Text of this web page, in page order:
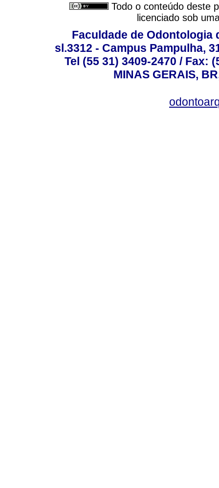
Todo o conteúdo deste
licenciado sob
Faculdade de Odontologia
sl.3312 - Campus Pampulha,
Tel (55 31) 3409-2470 / Fax:
MINAS GERAIS,